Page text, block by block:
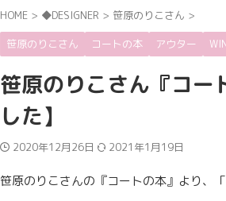
HOME > ◆DESIGNER > 笹原のりこさん >
笹原のりこさん
コートの本 アウター
笹原のりこさん『コ
した】
2020年12月26日 2021年1月19日
笹原のりこさんの『コートの本』より、